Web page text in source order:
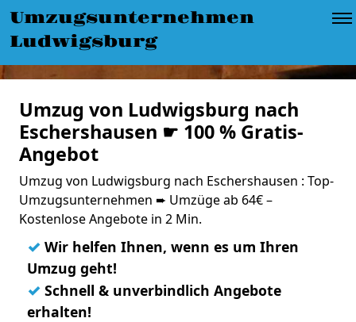
Umzugsunternehmen
Ludwigsburg
Umzug von Ludwigsburg nach
Eschershausen ☛ 100 % Gratis-
Angebot
Umzug von Ludwigsburg nach Eschershausen : Top-
Umzugsunternehmen ➨ Umzüge ab 64€ –
Kostenlose Angebote in 2 Min.
✓ Wir helfen Ihnen, wenn es um Ihren
Umzug geht!
✓ Schnell & unverbindlich Angebote
erhalten!